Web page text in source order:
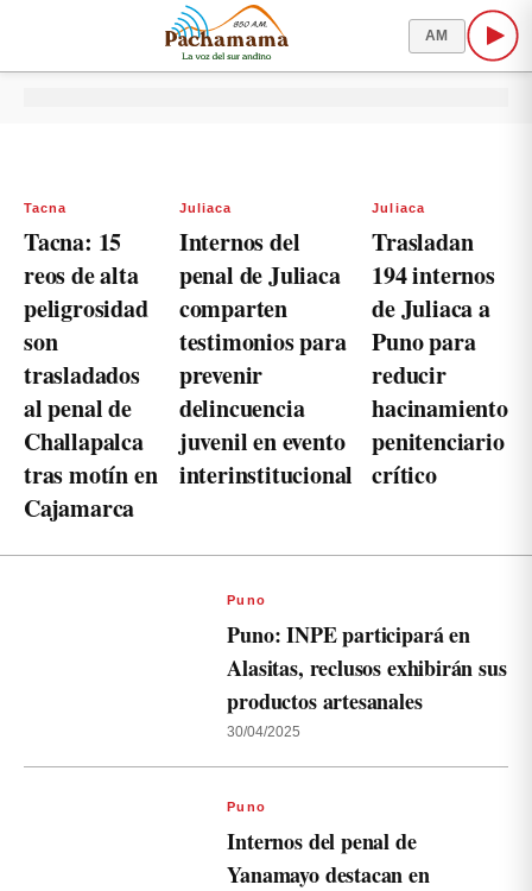
AM
Tacna
Tacna: 15
reos de alta
peligrosidad
son
trasladados
al penal de
Challapalca
tras motín en
Cajamarca
Juliaca
Internos del
penal de Juliaca
comparten
testimonios para
prevenir
delincuencia
juvenil en evento
interinstitucional
Juliaca
Trasladan
194 internos
de Juliaca a
Puno para
reducir
hacinamiento
penitenciario
crítico
Puno
Puno: INPE participará en
Alasitas, reclusos exhibirán sus
productos artesanales
30/04/2025
Puno
Internos del penal de
Yanamayo destacan en